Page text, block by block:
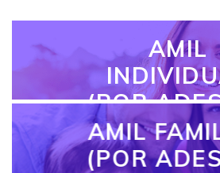
AMIL
(POR
AMIL
(POR